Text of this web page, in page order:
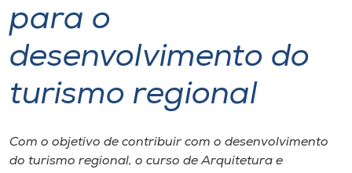
Portal de Ensino
Unoesc
Internacionalização
para o
desenvolvimento do
turismo regional
Com o objetivo de contribuir com o desenvolvimento
do turismo regional, o curso de Arquitetura e